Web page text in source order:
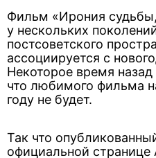
Фильм «Ирония
у нескольких
постсоветского
ассоциируется с
Некоторое время
что любимого фильма
году не будет.
Так что
официальной